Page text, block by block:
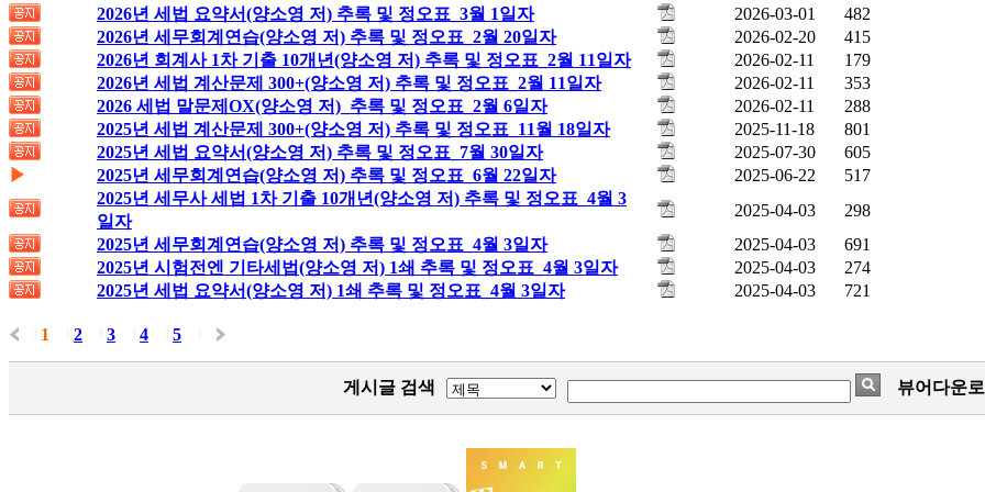
2026년 세법 요약서(양소영 저) 추록 및 정오표_3월 1일자 2026-03-01
482
2026년 세무회계연습(양소영 저) 추록 및 정오표_2월 20일자
2026-02-20
415
2026년 회계사 1차 기출 10개년(양소영 저) 추록 및 정오표_2월 11일자
2026-02-11
179
2026년 세법 계산문제 300+(양소영 저) 추록 및 정오표_2월 11일자
2026-02-11
353
2026 세법 말문제OX(양소영 저)_추록 및 정오표_2월 6일자
2026-02-11
288
2025년 세법 계산문제 300+(양소영 저) 추록 및 정오표_11월 18일자
2025-11-18
801
2025년 세법 요약서(양소영 저) 추록 및 정오표_7월 30일자
2025-07-30
605
▶
2025년 세무회계연습(양소영 저) 추록 및 정오표_6월 22일자 2025-06-22
517
2025년 세무사 세법 1차 기출 10개년(양소영 저) 추록 및 정오표_4월 3
일자
2025-04-03
298
2025년 세무회계연습(양소영 저) 추록 및 정오표_4월 3일자
2025-04-03
691
2025년 시험전엔 기타세법(양소영 저) 1쇄 추록 및 정오표_4월 3일자
2025-04-03
274
2025년 세법 요약서(양소영 저) 1쇄 추록 및 정오표_4월 3일자
2025-04-03 721
1 2 3 4 5
게시글 검색 뷰어다운